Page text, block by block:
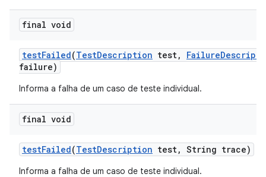
final void
testFailed(TestDescription test, Failure
failure)
Informa a falha de um caso de teste individual.
final void
testFailed(TestDescription test, String trace)
Informa a falha de um caso de teste individual.